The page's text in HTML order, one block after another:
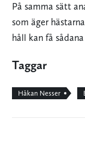
På samma sätt
som äger
håll kan få
Taggar
Håkan Nesser